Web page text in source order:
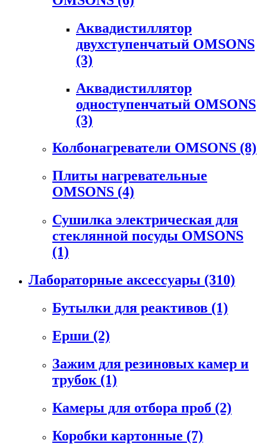
Аквадистиллятор
двухступенчатый OMSONS
(3)
Аквадистиллятор
одноступенчатый OMSONS
(3)
Колбонагреватели OMSONS (8)
Плиты нагревательные
OMSONS (4)
Сушилка электрическая для
стеклянной посуды OMSONS
(1)
Лабораторные аксессуары (310)
Бутылки для реактивов (1)
Ерши (2)
Зажим для резиновых камер и
трубок (1)
Камеры для отбора проб (2)
Коробки картонные (7)